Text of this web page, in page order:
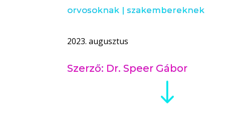
orvosoknak |szakembereknek
2023. augusztus
Szerző: Dr. Speer Gábor
"